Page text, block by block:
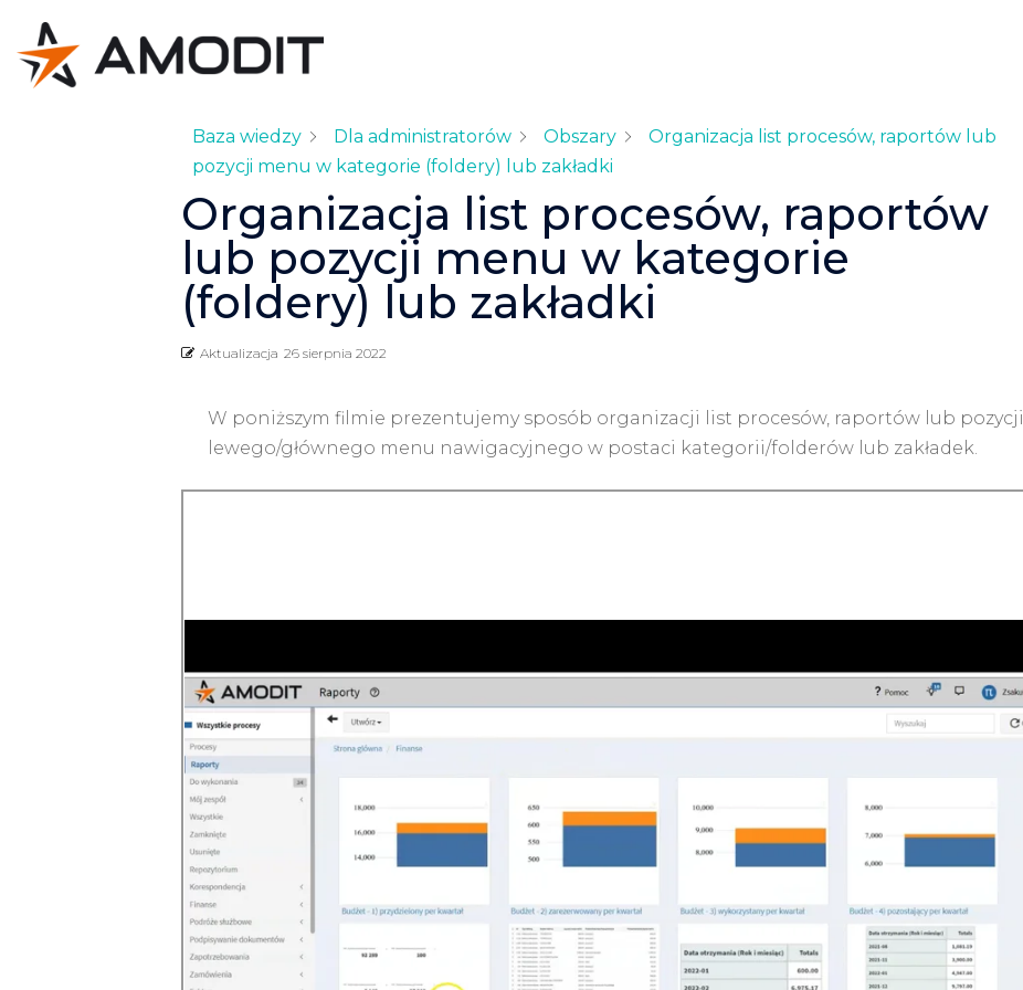
Skip to main content
Baza wiedzy Dla administratorów Obszary
Organizacja list procesów, raportów lub
pozycji menu w kategorie (foldery) lub zakładki
Organizacja list procesów, raportów
lub pozycji menu w kategorie
(foldery) lub zakładki
Aktualizacja 26 sierpnia 2022
W poniższym filmie prezentujemy sposób organizacji list procesów, raportów lub pozycji
lewego/głównego menu nawigacyjnego w postaci kategorii/folderów lub zakładek.